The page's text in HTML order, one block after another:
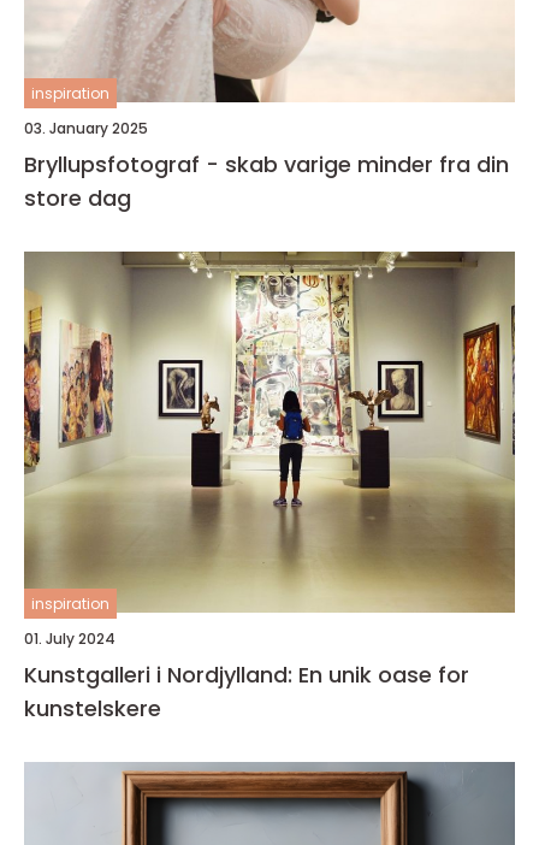
inspiration
03. January 2025
Bryllupsfotograf - skab varige minder fra din
store dag
inspiration
01. July 2024
Kunstgalleri i Nordjylland: En unik oase for
kunstelskere